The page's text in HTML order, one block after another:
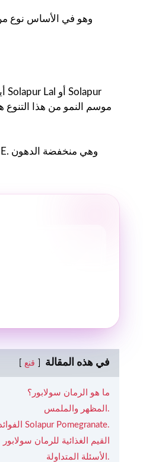
وهو في الأساس نوع من
في هذه المقالة قنع
ما هو الرمان سولابور؟
المظهر والملمس.
الفوائد الصحية لـ Solapur Pomegranate.
القيم الغذائية للرمان سولابور
الأسئلة المتداولة.